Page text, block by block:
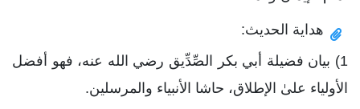
هداية الحديث:
1) بيان فضيلة أبي بكر الصِّدِّيق رضي الله عنه، فهو أفضل
الأولياء علىٰ الإطلاق، حاشا الأنبياء والمرسلين.